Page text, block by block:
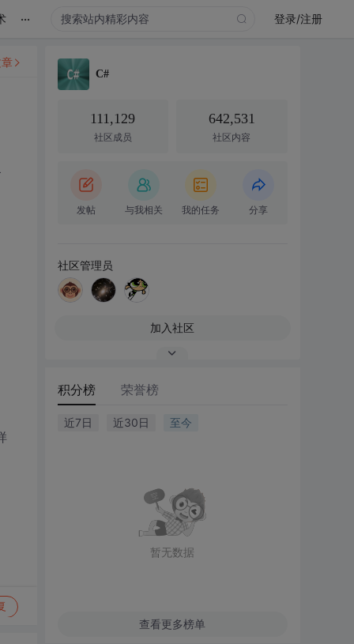
... 登录/注册
C#
111,129
社区成员
642,531
社区内容
发帖 与我相关 我的任务 分享
社区管理员
加入社区
积分榜 荣誉榜
近7日 近30日 至今
暂无数据
查看更多榜单